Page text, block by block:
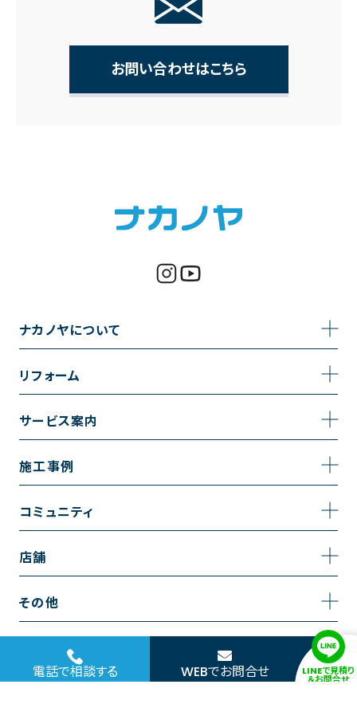
お問い合わせはこちら
ナカノヤについて
事業内容
採用情報
リフォーム
トイレのリフォーム
キッチンのリフォーム
リノベーション
内装のリフォーム
水回りのリフォーム
外壁のリフォーム
サービス案内
サービスの流れ
施工事例
施工事例一覧
お風呂の施工事例
洗面の施工事例
コミュニティ
コミュニティ
お知らせ
店舗
越谷店
浦和店
その他
お問い合わせ
サイトポリシー
電話で相談する WEBでお問合せ LINEで見積り
＆お問合せ